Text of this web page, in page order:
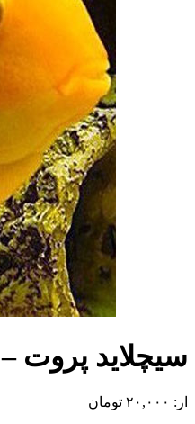
سیچلاید پروت – Parrot Cichlid
از: ۲۰,۰۰۰ تومان